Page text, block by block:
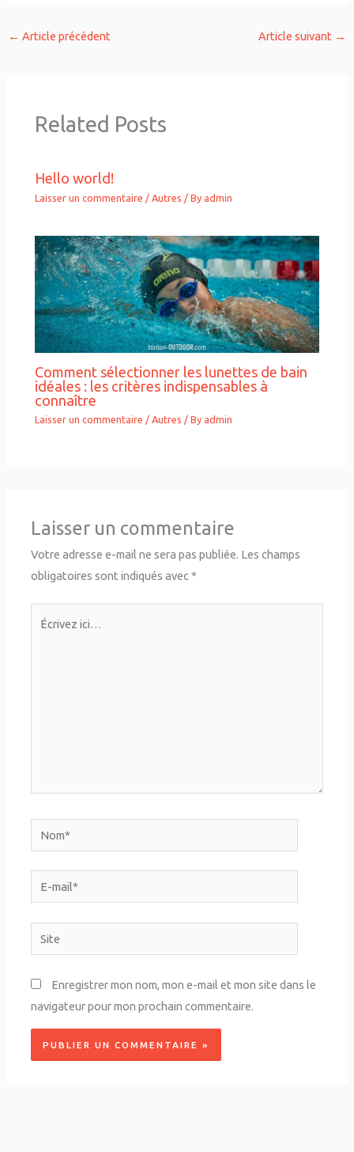
← Article précédent Article suivant →
Related Posts
Hello world!
Laisser un commentaire / Autres / By admin
Comment sélectionner les lunettes de bain
idéales : les critères indispensables à
connaître
Laisser un commentaire /Autres / By admin
Laisser un commentaire
Votre adresse e-mail ne sera pas publiée. Les champs
obligatoires sont indiqués avec*
Nom*
E-
mail*
Site
Enregistrer mon nom, mon e-mail et mon site dans le
navigateur pour mon prochain commentaire.